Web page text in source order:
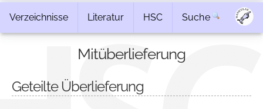
Verzeichnisse Literatur HSC Suche
Mitüberlieferung
Geteilte Überlieferung